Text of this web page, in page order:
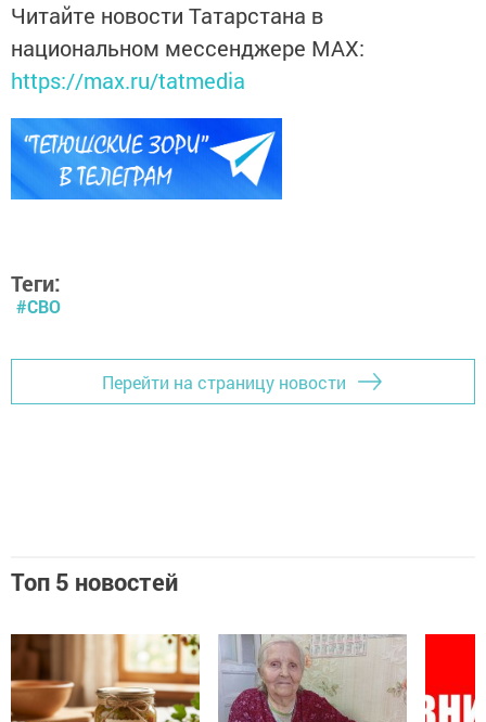
Читайте новости Татарстана в
национальном мессенджере MАХ:
https://max.ru/tatmedia
Теги:
#СВО
Перейти на страницу новости
Топ 5 новостей